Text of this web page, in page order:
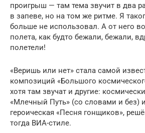
проигрыш — там тема звучит в два
в запеве, но на том же ритме. Я
больше не использовал. А от него
полета, как будто бежали, бежали,
полетели!
«Веришь или нет» стала самой
композиций «Большого
хотя там звучат и другие:
«Млечный Путь» (со словами и без)
героическая «Песня гонщиков»,
тогда ВИА-стиле.